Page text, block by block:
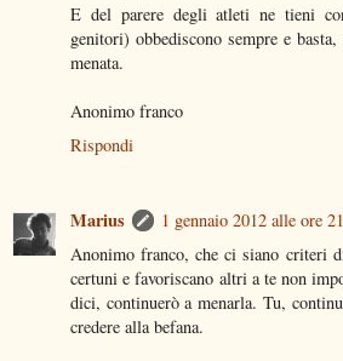
E del parere degli atleti ne tieni
genitori) obbediscono sempre e
menata.
Anonimo franco
Rispondi
Marius
1 gennaio 2012 alle ore
Anonimo franco, che ci siano criteri
certuni e favoriscano altri a te non
dici, continuerò a menarla. Tu,
credere alla befana.